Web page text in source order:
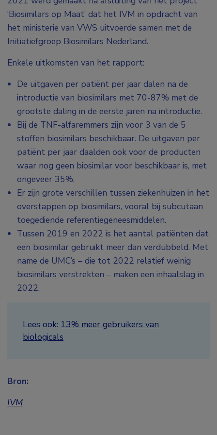
‘Biosimilars op Maat’ dat het IVM in opdracht van
het ministerie van VWS uitvoerde samen met de
Initiatiefgroep Biosimilars Nederland.
Enkele uitkomsten van het rapport:
De uitgaven per patiënt per jaar dalen na de
introductie van biosimilars met 70-87% met de
grootste daling in de eerste jaren na introductie.
Bij de TNF-alfaremmers zijn voor 3 van de 5
stoffen biosimilars beschikbaar. De uitgaven per
patiënt per jaar daalden ook voor de producten
waar nog geen biosimilar voor beschikbaar is, met
ongeveer 35%.
Er zijn grote verschillen tussen ziekenhuizen in het
overstappen op biosimilars, vooral bij subcutaan
toegediende referentiegeneesmiddelen.
Tussen 2019 en 2022 is het aantal patiënten dat
een biosimilar gebruikt meer dan verdubbeld. Met
name de UMC’s – die tot 2022 relatief weinig
biosimilars verstrekten – maken een inhaalslag in
2022.
Lees ook: 13% meer gebruikers van
biologicals
Bron:
IVM